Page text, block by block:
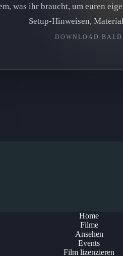
was ihr braucht, um euren
Setup-Hinweisen,
DOWNLOAD
Home
Filme
Ansehen
Events
Film lizenzieren